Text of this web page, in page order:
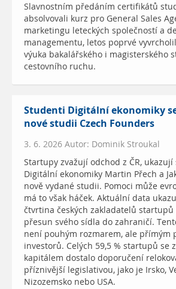
Slavnostním předáním certifikátů
absolvovali kurz pro General Sales
marketingu leteckých společností a
managementu, letos poprvé
výuka bakalářského i magisterského
cestovního ruchu.
Studenti Digitální ekonomiky
nové studii Czech Founders
3. 6. 2026 Autor: Dominik Stroukal
Startupy zvažují odchod z ČR,
Digitální ekonomiky Martin Přech a
nově vydané studii. Pomoci může
má to však háček. Aktuální data
čtvrtina českých zakladatelů startupů
přesun svého sídla do zahraničí.
není pouhým rozmarem, ale přímým
investorů. Celých 59,5 % startupů se
kapitálem dostalo doporučení
příznivější legislativou, jako je Irsko,
Nizozemsko nebo USA.